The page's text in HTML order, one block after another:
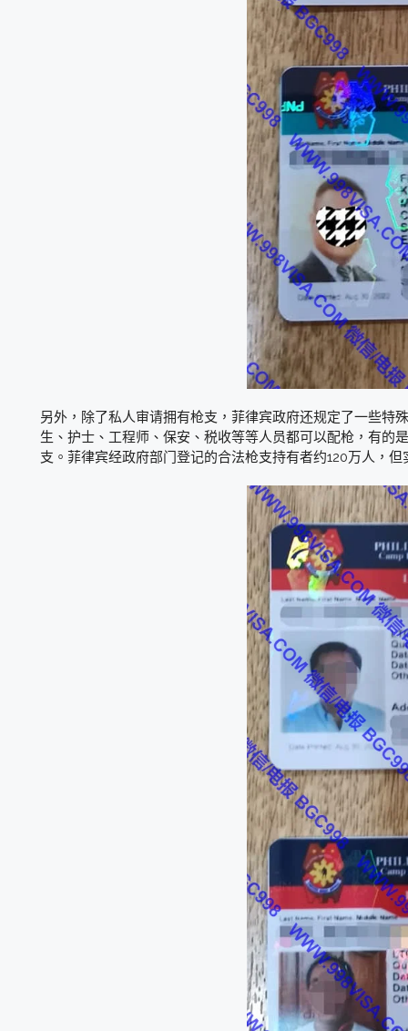
另外，除了私人审请拥有枪支，菲律宾政府还规定了一些特
生、护士、工程师、保安、税收等等人员都可以配枪，有的
支。菲律宾经政府部门登记的合法枪支持有者约120万人，